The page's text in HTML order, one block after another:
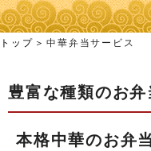
トップ 中華弁当サービス
豊富な種類のお
本格中華のお弁